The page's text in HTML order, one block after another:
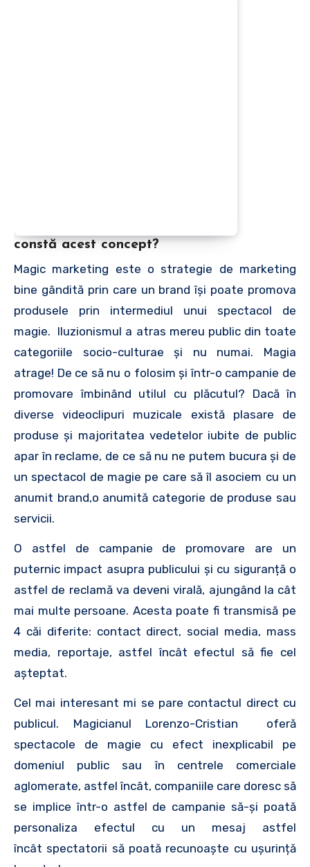
constă acest concept?
Magic marketing este o strategie de marketing
bine gândită prin care un brand își poate promova
produsele prin intermediul unui spectacol de
magie. Iluzionismul a atras mereu public din toate
categoriile socio-culturae și nu numai. Magia
atrage! De ce să nu o folosim și într-o campanie de
promovare îmbinând utilul cu plăcutul? Dacă în
diverse videoclipuri muzicale există plasare de
produse și majoritatea vedetelor iubite de public
apar în reclame, de ce să nu ne putem bucura și de
un spectacol de magie pe care să îl asociem cu un
anumit brand,o anumită categorie de produse sau
servicii.
O astfel de campanie de promovare are un
puternic impact asupra publicului și cu siguranță o
astfel de reclamă va deveni virală, ajungând la cât
mai multe persoane. Acesta poate fi transmisă pe
4 căi diferite: contact direct, social media, mass
media, reportaje, astfel încât efectul să fie cel
așteptat.
Cel mai interesant mi se pare contactul direct cu
publicul. Magicianul Lorenzo-Cristian oferă
spectacole de magie cu efect inexplicabil pe
domeniul public sau în centrele comerciale
aglomerate, astfel încât, companiile care doresc să
se implice într-o astfel de campanie să-și poată
personaliza efectul cu un mesaj astfel
încât spectatorii să poată recunoaște cu ușurință